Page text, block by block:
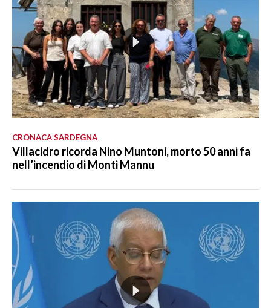
CRONACA SARDEGNA
Villacidro ricorda Nino Muntoni, morto 50 anni fa
nell’incendio di Monti Mannu